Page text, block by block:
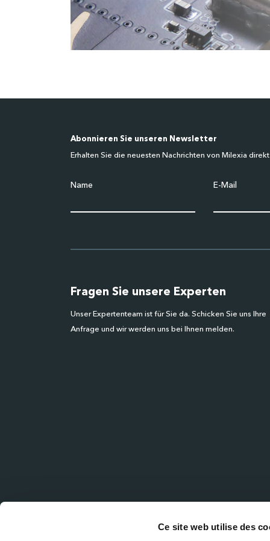
Ce site web utilise des
Abonnieren Sie unseren Newsletter
Erhalten Sie die neuesten Nachrichten von Milexia
Name E-Mail
Fragen Sie unsere Experten
Unser Expertenteam ist für Sie da. Schicken Sie uns Ihre
Anfrage und wir werden uns bei Ihnen melden.